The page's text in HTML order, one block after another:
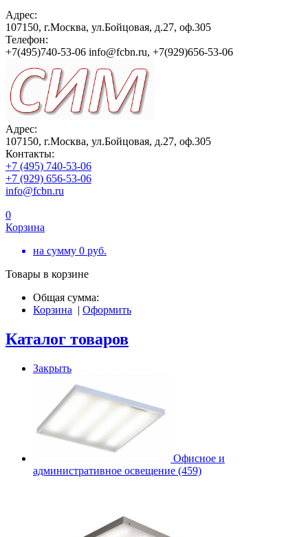
Адрес:
107150, г.Москва, ул.Бойцовая, д.27, оф.305
Телефон:
+7(495)740-53-06 info@fcbn.ru, +7(929)656-53-06
Адрес:
107150, г.Москва, ул.Бойцовая, д.27, оф.305
Контакты:
+7 (495) 740-53-06
+7 (929) 656-53-06
info@fcbn.ru
0
Корзина
на сумму 0 руб.
Товары в корзине
Общая сумма:
Корзина | Оформить
Каталог товаров
Закрыть
Офисное и
административное освещение (459)